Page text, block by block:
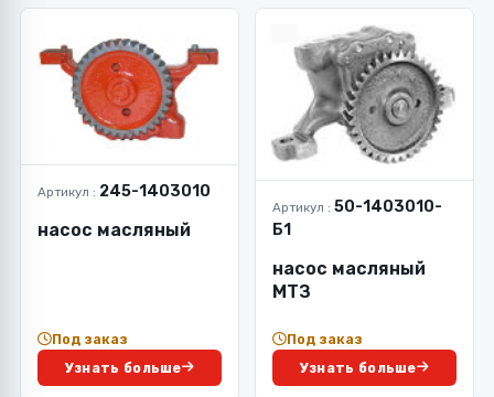
Артикул : 245-1403010
насос масляный
Под заказ
Узнать больше
Артикул : 50-1403010-
Б1
насос масляный
МТЗ
Под заказ
Узнать больше